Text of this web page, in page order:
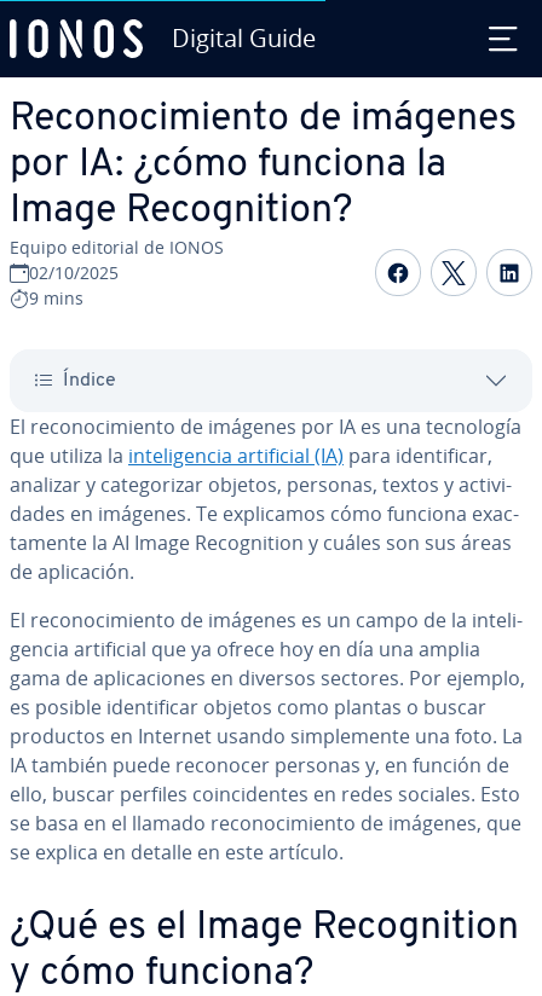
Digital Guide
Re­co­no­ci­mie­n­to de imágenes
por IA: ¿cómo funciona la
Image Re­co­g­ni­tion?
Equipo editorial de IONOS
02/10/2025
9 mins
Compartir
Índice
El re­co­no­ci­mie­n­to de imágenes por IA es una te­c­no­lo­gía
que utiliza la in­te­li­ge­n­cia ar­ti­fi­cial (IA) para ide­n­ti­fi­car,
analizar y ca­te­go­ri­zar objetos, personas, textos y ac­ti­vi­
da­des en imágenes. Te ex­pli­ca­mos cómo funciona exac­
ta­me­n­te la AI Image Re­co­g­ni­tion y cuáles son sus áreas
de apli­ca­ción.
El re­co­no­ci­mie­n­to de imágenes es un campo de la in­te­li­
ge­n­cia ar­ti­fi­cial que ya ofrece hoy en día una amplia
gama de apli­ca­cio­nes en diversos sectores. Por ejemplo,
es posible ide­n­ti­fi­car objetos como plantas o buscar
productos en Internet usando si­m­ple­me­n­te una foto. La
IA también puede reconocer personas y, en función de
ello, buscar perfiles coin­ci­de­n­tes en redes sociales. Esto
se basa en el llamado re­co­no­ci­mie­n­to de imágenes, que
se explica en detalle en este artículo.
¿Qué es el Image Re­co­g­ni­tion
y cómo funciona?